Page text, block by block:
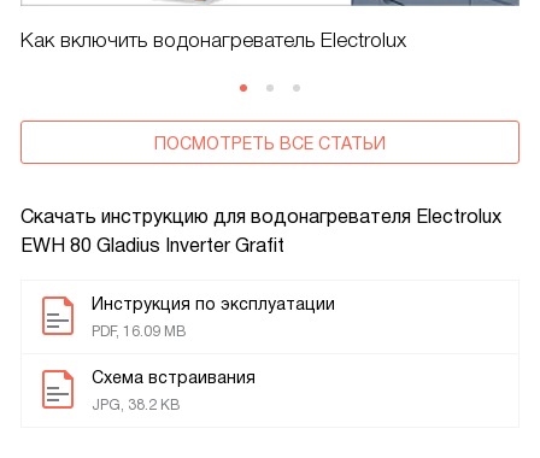
Скачать инструкцию для водонагревателя Electrolux
EWH 80 Gladius Inverter Grafit
Инструкция по эксплуатации
PDF, 16.09 MB
Схема встраивания
JPG, 38.2 KB
Как включить водонагреватель Electrolux
ПОСМОТРЕТЬ ВСЕ СТАТЬИ